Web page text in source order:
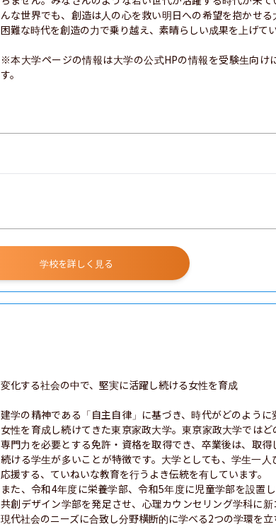
んな世界でも、創造は人の心を救い明日への希望を抱かせ
困難な時代を創造の力で乗り越え、素晴らしい成果を上げてい
※本大学ページの情報は大学の公式HPの情報を受験生向け
す。
学校を詳しく見る
変化する社会の中で、堅実に活躍し続ける女性を育成
建学の精神である「自主自律」に基づき、時代がどのよう
女性を育成し続けてきた東京家政大学。東京家政大学では
専門力を必要とする免許・資格を取得でき、卒業後は、取
続ける学生が多いことが特徴です。大学としても、学生一
応援する、ていねいな教育を行うよき伝統を有しています。
また、令和4年度に栄養学部、令和5年度に児童学部を設置
共創デザイン学部を発足させ、心理カウンセリング学科に新
現代社会のニーズに合致し分野横断的に学べる2つの学環を立